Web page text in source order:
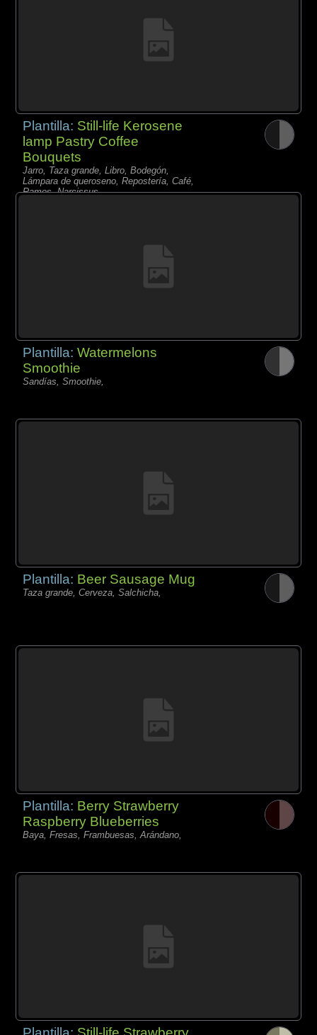
Plantilla: Still-life Kerosene
lamp Pastry Coffee
Bouquets
Jarro, Taza grande, Libro, Bodegón,
Lámpara de queroseno, Repostería, Café,
Ramos, Narcissus,
Plantilla:Watermelons
Smoothie
Sandías, Smoothie,
Plantilla: Beer Sausage Mug
Taza grande, Cerveza, Salchicha,
Plantilla: Berry Strawberry
Raspberry Blueberries
Baya, Fresas, Frambuesas, Arándano,